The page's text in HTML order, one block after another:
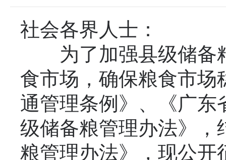
社会各界人士：
为了加强县级储备
食市场，确保粮食市场
通管理条例》、《广东
级储备粮管理办法》，
粮管理办法》，现公开